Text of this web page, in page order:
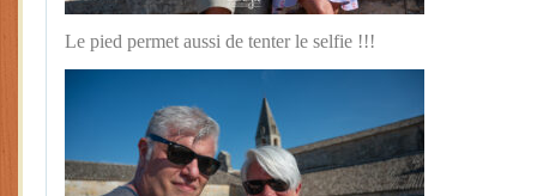
Le pied permet aussi de tenter le selfie !!!